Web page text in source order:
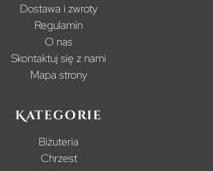
Dostawa i zwroty
Regulamin
O nas
Skontaktuj się z nami
Mapa strony
Kategorie
Biżuteria
Chrzest